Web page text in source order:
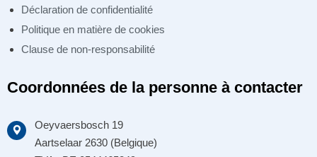
Déclaration de confidentialité
Politique en matière de cookies
Clause de non-responsabilité
Coordonnées de la personne à contacter
Oeyvaersbosch 19
Aartselaar 2630 (Belgique)